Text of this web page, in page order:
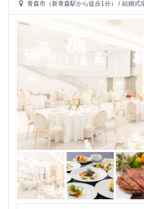
青森市（新青森駅から徒歩1分） / 結婚式